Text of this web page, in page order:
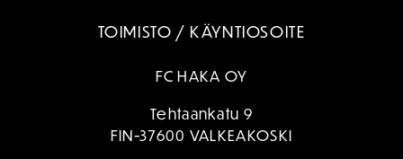
TOIMISTO / KÄYNTIOSOITE
FC HAKA OY
Tehtaankatu 9
FIN-37600 VALKEAKOSKI